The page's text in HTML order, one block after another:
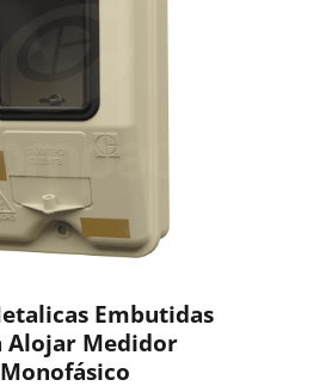
Embutidas
Alojar Medidor
Monofásico